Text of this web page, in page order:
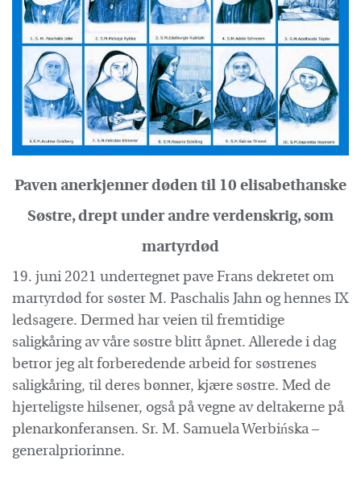
Paven anerkjenner døden til 10 elisabethanske
Søstre, drept under andre verdenskrig, som
martyrdød
19. juni 2021 undertegnet pave Frans dekretet om
martyrdød for søster M. Paschalis Jahn og hennes IX
ledsagere. Dermed har veien til fremtidige
saligkåring av våre søstre blitt åpnet. Allerede i dag
betror jeg alt forberedende arbeid for søstrenes
saligkåring, til deres bønner, kjære søstre. Med de
hjerteligste hilsener, også på vegne av deltakerne på
plenarkonferansen. Sr. M. Samuela Werbińska –
generalpriorinne.